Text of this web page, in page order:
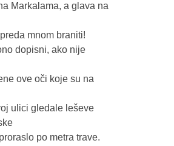
Markalama, a glava na
mnom braniti!
dopisni, ako nije
ove oči koje su na
ulici gledale leševe
po metra trave.